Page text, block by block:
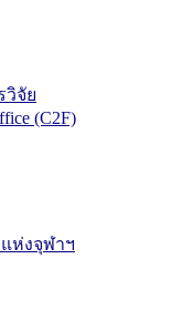
จัย
(C2F)
ห่งจุฬาฯ